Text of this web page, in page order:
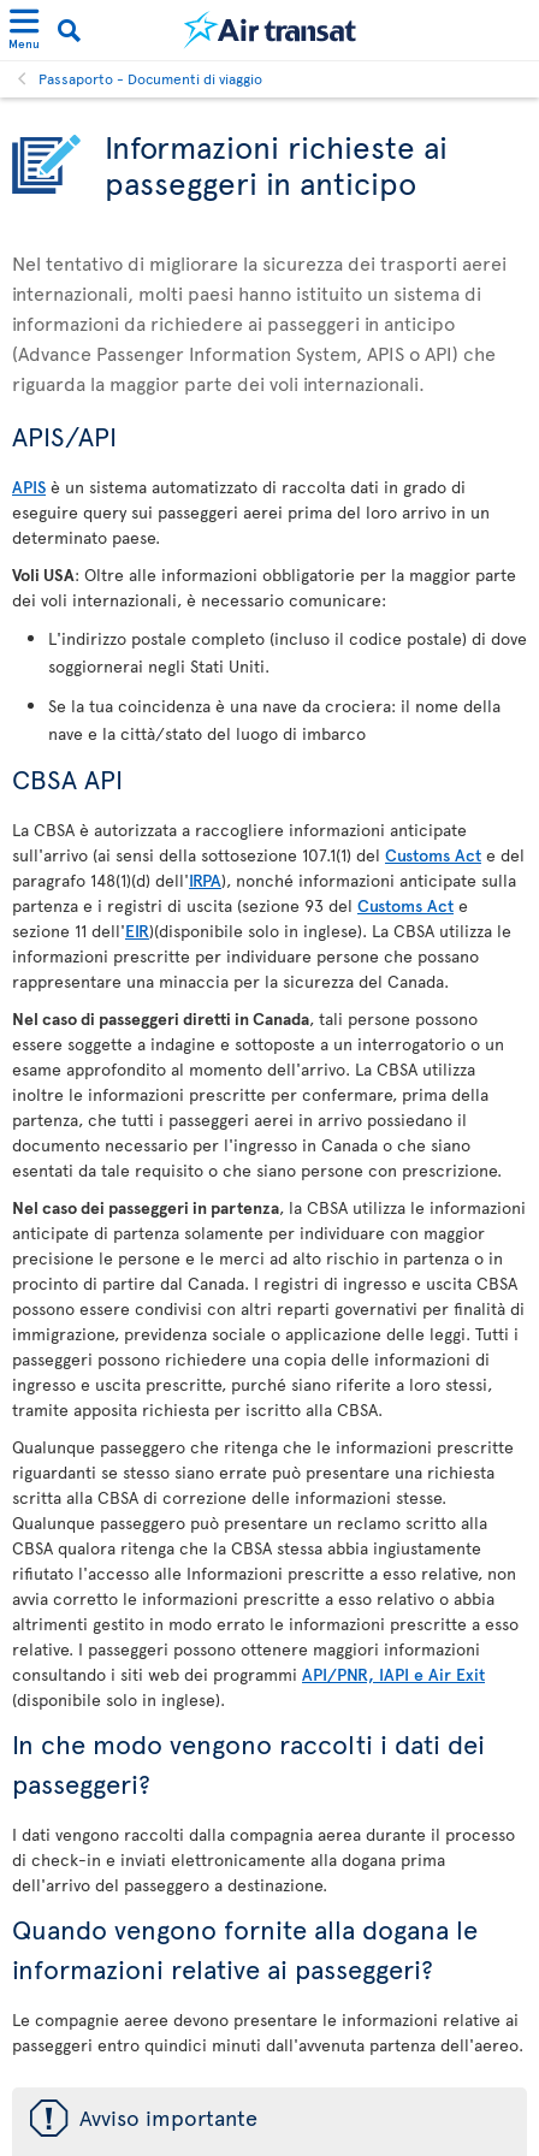
Menu
Passaporto - Documenti di viaggio
Informazioni richieste ai
passeggeri in anticipo
Nel tentativo di migliorare la sicurezza dei trasporti aerei
internazionali, molti paesi hanno istituito un sistema di
informazioni da richiedere ai passeggeri in anticipo
(Advance Passenger Information System, APIS o API) che
riguarda la maggior parte dei voli internazionali.
APIS/API
APIS è un sistema automatizzato di raccolta dati in grado di
eseguire query sui passeggeri aerei prima del loro arrivo in un
determinato paese.
Voli USA: Oltre alle informazioni obbligatorie per la maggior parte
dei voli internazionali, è necessario comunicare:
L'indirizzo postale completo (incluso il codice postale) di dove
soggiornerai negli Stati Uniti.
Se la tua coincidenza è una nave da crociera: il nome della
nave e la città/stato del luogo di imbarco
CBSA API
La CBSA è autorizzata a raccogliere informazioni anticipate
sull'arrivo (ai sensi della sottosezione 107.1(1) del Customs Act e del
paragrafo 148(1)(d) dell'IRPA), nonché informazioni anticipate sulla
partenza e i registri di uscita (sezione 93 del Customs Act e
sezione 11 dell'EIR)(disponibile solo in inglese). La CBSA utilizza le
informazioni prescritte per individuare persone che possano
rappresentare una minaccia per la sicurezza del Canada.
Nel caso di passeggeri diretti in Canada, tali persone possono
essere soggette a indagine e sottoposte a un interrogatorio o un
esame approfondito al momento dell'arrivo. La CBSA utilizza
inoltre le informazioni prescritte per confermare, prima della
partenza, che tutti i passeggeri aerei in arrivo possiedano il
documento necessario per l'ingresso in Canada o che siano
esentati da tale requisito o che siano persone con prescrizione.
Nel caso dei passeggeri in partenza, la CBSA utilizza le informazioni
anticipate di partenza solamente per individuare con maggior
precisione le persone e le merci ad alto rischio in partenza o in
procinto di partire dal Canada. I registri di ingresso e uscita CBSA
possono essere condivisi con altri reparti governativi per finalità di
immigrazione, previdenza sociale o applicazione delle leggi. Tutti i
passeggeri possono richiedere una copia delle informazioni di
ingresso e uscita prescritte, purché siano riferite a loro stessi,
tramite apposita richiesta per iscritto alla CBSA.
Qualunque passeggero che ritenga che le informazioni prescritte
riguardanti se stesso siano errate può presentare una richiesta
scritta alla CBSA di correzione delle informazioni stesse.
Qualunque passeggero può presentare un reclamo scritto alla
CBSA qualora ritenga che la CBSA stessa abbia ingiustamente
rifiutato l'accesso alle Informazioni prescritte a esso relative, non
avvia corretto le informazioni prescritte a esso relativo o abbia
altrimenti gestito in modo errato le informazioni prescritte a esso
relative. I passeggeri possono ottenere maggiori informazioni
consultando i siti web dei programmi API/PNR, IAPI e Air Exit
(disponibile solo in inglese).
In che modo vengono raccolti i dati dei
passeggeri?
I dati vengono raccolti dalla compagnia aerea durante il processo
di check-in e inviati elettronicamente alla dogana prima
dell'arrivo del passeggero a destinazione.
Quando vengono fornite alla dogana le
informazioni relative ai passeggeri?
Le compagnie aeree devono presentare le informazioni relative ai
passeggeri entro quindici minuti dall'avvenuta partenza dell'aereo.
ü Avviso importante